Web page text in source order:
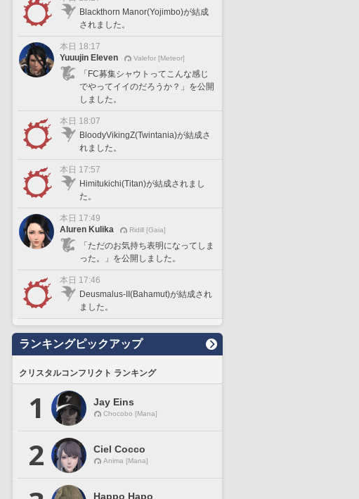
Blackthorn Manor(Yojimbo)が結成
されました。
本日 18:17
Yuuujin Eleven
Valefor [Meteor]
「FC募集シャウトってこんな感じ
でやってイイのだろうか？」を公開
しました。
本日 18:07
BloodyVikingZ(Twintania)が結成さ
れました。
本日 17:57
Himitukichi(Titan)が結成されまし
た。
本日 17:49
Aluren Kulika
Ridill [Gaia]
「ただのお気持ち表明になってしま
った。」を公開しました。
本日 17:46
Deusmalus-II(Bahamut)が結成され
ました。
ランキングピックアップ
クリスタルコンフリクト ランキング
1 Jay Eins
Chocobo [Mana]
2 Ciel Cocco
Anima [Mana]
Happo Hapo